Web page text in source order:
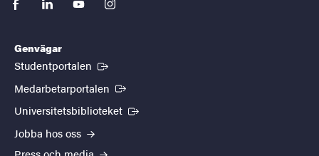
facebooklinkedinyoutubeinstagram
Genvägar
Studentportalen (Extern länk)
Medarbetarportalen (Extern länk)
Universitetsbiblioteket (Extern länk)
Jobba hos oss